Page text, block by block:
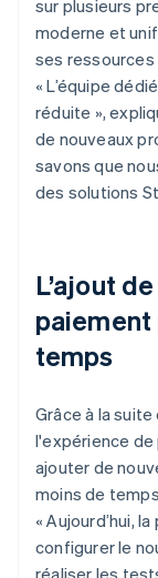
sur plusieurs
moderne et
ses ressources
« L’équipe
réduite »,
de nouveaux
savons que
des solutions
L’ajout
paiement
temps
Grâce à la
l'expérience de
ajouter de
moins de
« Aujourd’hui,
configurer le
réaliser les